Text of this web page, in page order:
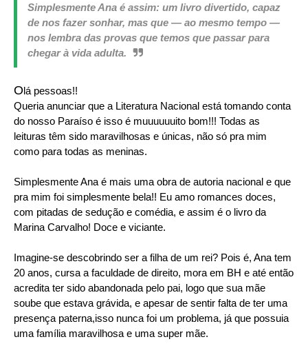
Simplesmente Ana é assim: um livro divertido, capaz
de nos fazer sonhar, mas que — ao mesmo tempo —
nos lembra das provas que temos que passar para
chegar à vida adulta.
Olá pessoas!!
Queria anunciar que a Literatura Nacional está tomando conta
do nosso Paraíso é isso é muuuuuuito bom!!! Todas as
leituras têm sido maravilhosas e únicas, não só pra mim
como para todas as meninas.
Simplesmente Ana é mais uma obra de autoria nacional e que
pra mim foi simplesmente bela!! Eu amo romances doces,
com pitadas de sedução e comédia, e assim é o livro da
Marina Carvalho! Doce e viciante.
Imagine-se descobrindo ser a filha de um rei? Pois é, Ana tem
20 anos, cursa a faculdade de direito, mora em BH e até então
acredita ter sido abandonada pelo pai, logo que sua mãe
soube que estava grávida, e apesar de sentir falta de ter uma
presença paterna,isso nunca foi um problema, já que possuia
uma família maravilhosa e uma super mãe.